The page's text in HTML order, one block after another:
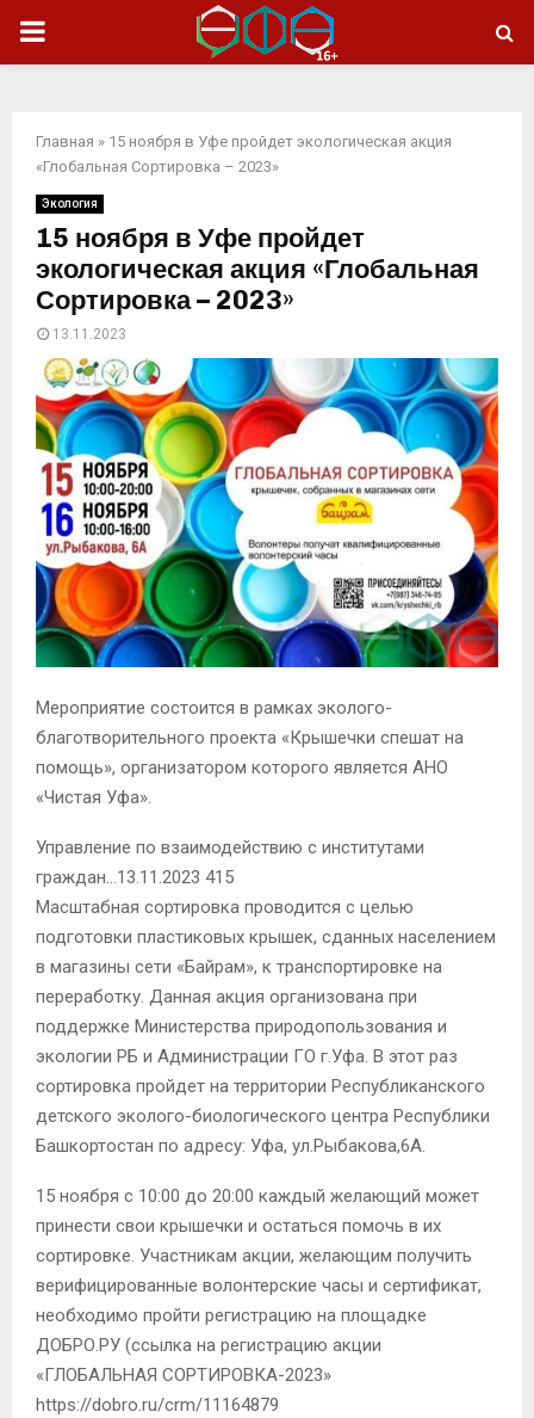
ОСНОВНОЕ
Главная » 15 ноября в Уфе пройдет экологическая акция
«Глобальная Сортировка – 2023»
Экология
15 ноября в Уфе пройдет
экологическая акция «Глобальная
Сортировка – 2023»
13.11.2023
Мероприятие состоится в рамках эколого-
благотворительного проекта «Крышечки спешат на
помощь», организатором которого является АНО
«Чистая Уфа».
Управление по взаимодействию с институтами
граждан…13.11.2023 415
Масштабная сортировка проводится с целью
подготовки пластиковых крышек, сданных населением
в магазины сети «Байрам», к транспортировке на
переработку. Данная акция организована при
поддержке Министерства природопользования и
экологии РБ и Администрации ГО г.Уфа. В этот раз
сортировка пройдет на территории Республиканского
детского эколого-биологического центра Республики
Башкортостан по адресу: Уфа, ул.Рыбакова,6А.
15 ноября с 10:00 до 20:00 каждый желающий может
принести свои крышечки и остаться помочь в их
сортировке. Участникам акции, желающим получить
верифицированные волонтерские часы и сертификат,
необходимо пройти регистрацию на площадке
ДОБРО.РУ (ссылка на регистрацию акции
«ГЛОБАЛЬНАЯ СОРТИРОВКА-2023»
https://dobro.ru/crm/11164879